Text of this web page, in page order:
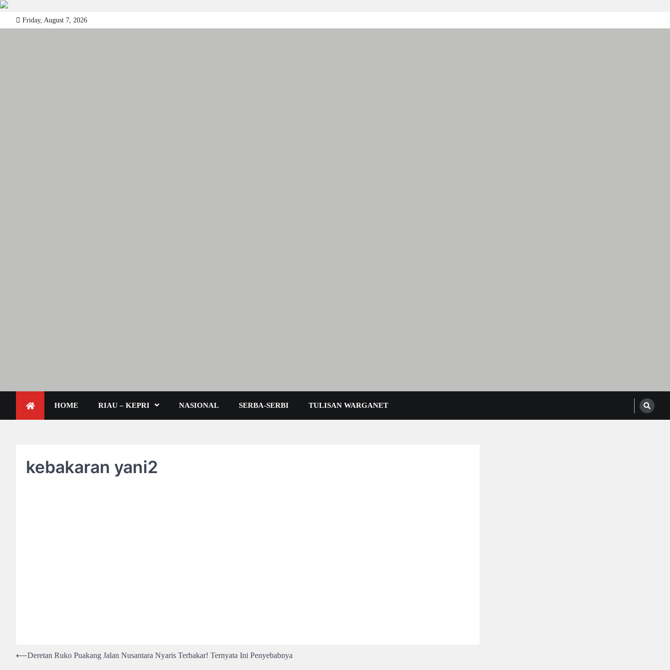
to
Friday, August 7, 2026
HOME RIAU – KEPRI NASIONAL SERBA-SERBI TULISAN WARGANET
kebakaran yani2
Post
⟵Deretan Ruko Puakang Jalan Nusantara Nyaris Terbakar! Ternyata Ini Penyebabnya